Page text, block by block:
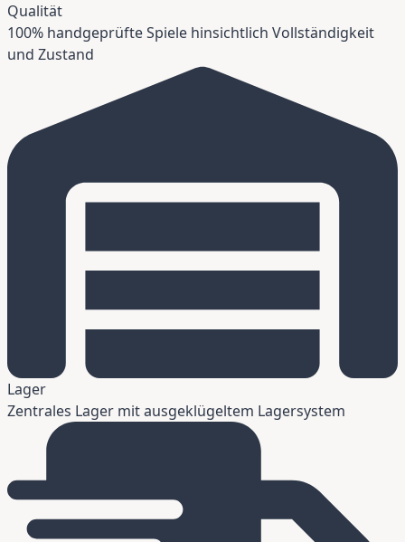
Qualität
100% handgeprüfte Spiele hinsichtlich Vollständigkeit
und Zustand
Lager
Zentrales Lager mit ausgeklügeltem Lagersystem